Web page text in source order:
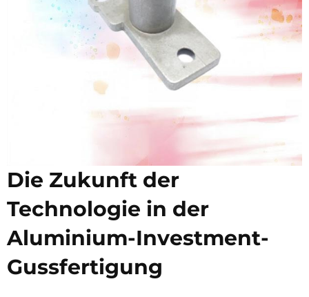
Die Zukunft der
Technologie in der
Aluminium-Investment-
Gussfertigung